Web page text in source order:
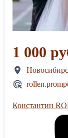
1 000
Константин